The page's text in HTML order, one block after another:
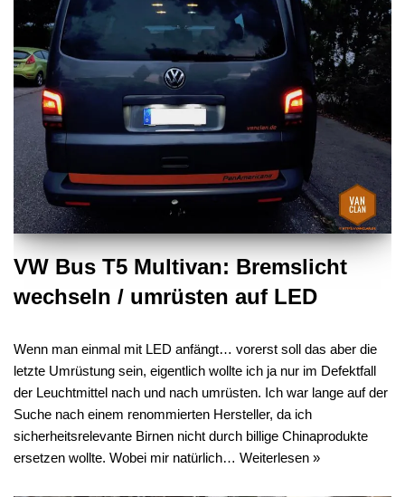
VW Bus T5 Multivan: Bremslicht
wechseln / umrüsten auf LED
Wenn man einmal mit LED anfängt… vorerst soll das aber die
letzte Umrüstung sein, eigentlich wollte ich ja nur im Defektfall
der Leuchtmittel nach und nach umrüsten. Ich war lange auf der
Suche nach einem renommierten Hersteller, da ich
sicherheitsrelevante Birnen nicht durch billige Chinaprodukte
ersetzen wollte. Wobei mir natürlich… Weiterlesen »